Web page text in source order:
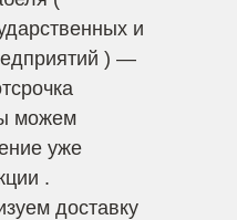
и
) —
можем
уже
.
доставку